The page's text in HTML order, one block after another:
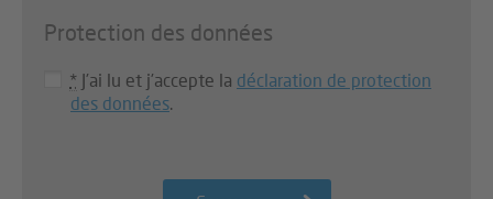
Protection
des
Protection des données
* J’ai lu et j’accepte la déclaration de protection
des données.